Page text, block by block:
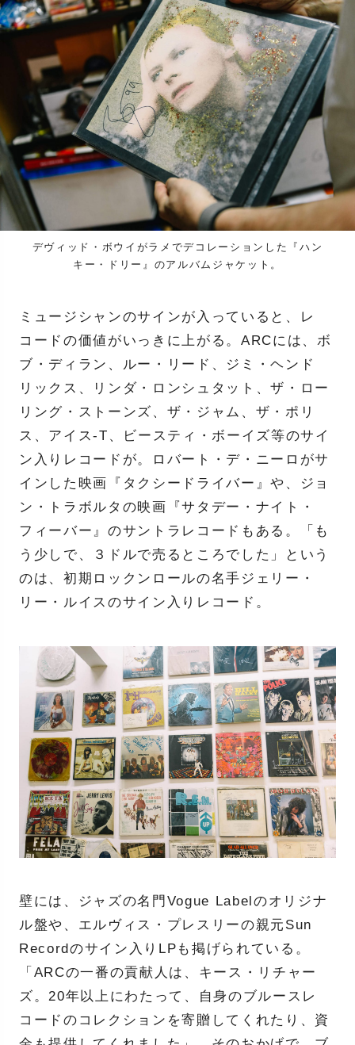
デヴィッド・ボウイがラメでデコレーションした『ハン
キー・ドリー』のアルバムジャケット。
ミュージシャンのサインが入っていると、レ
コードの価値がいっきに上がる。ARCには、ボ
ブ・ディラン、ルー・リード、ジミ・ヘンド
リックス、リンダ・ロンシュタット、ザ・ロー
リング・ストーンズ、ザ・ジャム、ザ・ポリ
ス、アイス-T、ビースティ・ボーイズ等のサイ
ン入りレコードが。ロバート・デ・ニーロがサ
インした映画『タクシードライバー』や、ジョ
ン・トラボルタの映画『サタデー・ナイト・
フィーバー』のサントラレコードもある。「も
う少しで、３ドルで売るところでした」という
のは、初期ロックンロールの名手ジェリー・
リー・ルイスのサイン入りレコード。
壁には、ジャズの名門Vogue Labelのオリジナ
ル盤や、エルヴィス・プレスリーの親元Sun
Recordのサイン入りLPも掲げられている。
「ARCの一番の貢献人は、キース・リチャー
ズ。20年以上にわたって、自身のブルースレ
コードのコレクションを寄贈してくれたり、資